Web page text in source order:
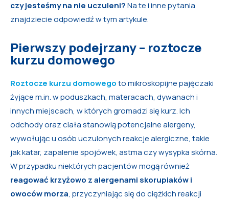
czy jesteśmy na nie uczuleni?Na te i inne pytania
znajdziecie odpowiedź w tym artykule.
Pierwszy podejrzany – roztocze
kurzu domowego
Roztocze kurzu domowegoto mikroskopijne pajęczaki
żyjące m.in. w poduszkach, materacach, dywanach i
innych miejscach, w których gromadzi się kurz. Ich
odchody oraz ciała stanowią potencjalne alergeny,
wywołując u osób uczulonych reakcje alergiczne, takie
jak katar, zapalenie spojówek, astma czy wysypka skórna.
W przypadku niektórych pacjentów mogą również
reagować krzyżowo z alergenami skorupiaków i
owoców morza, przyczyniając się do ciężkich reakcji